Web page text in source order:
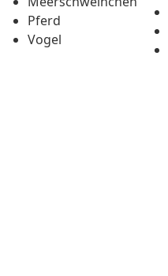
Pferd
Vogel